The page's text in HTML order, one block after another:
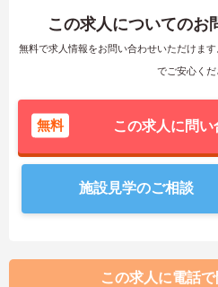
この求人についてのお
無料で求人情報をお問い合わせいただけま
でご安心くだ
無料 この求人に問い
施設見学のご相談
この求人に電話